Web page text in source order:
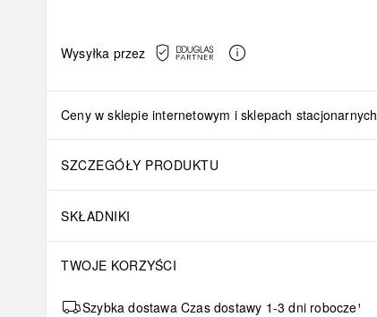
Wysyłka przez
Ceny w sklepie internetowym i sklepach
SZCZEGÓŁY PRODUKTU
SKŁADNIKI
TWOJE KORZYŚCI
Szybka dostawa Czas dostawy 1-3 dni robocze¹